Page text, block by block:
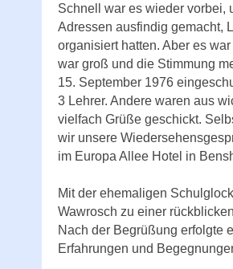
Schnell war es wieder vorbei,
Adressen ausfindig gemacht,
organisiert hatten. Aber es
war groß und die Stimmung
15. September 1976
3 Lehrer. Andere waren aus
vielfach Grüße geschickt.
wir unsere
im Europa Allee Hotel in
Mit der ehemaligen
Wawrosch zu einer
Nach der Begrüßung erfolgte
Erfahrungen und